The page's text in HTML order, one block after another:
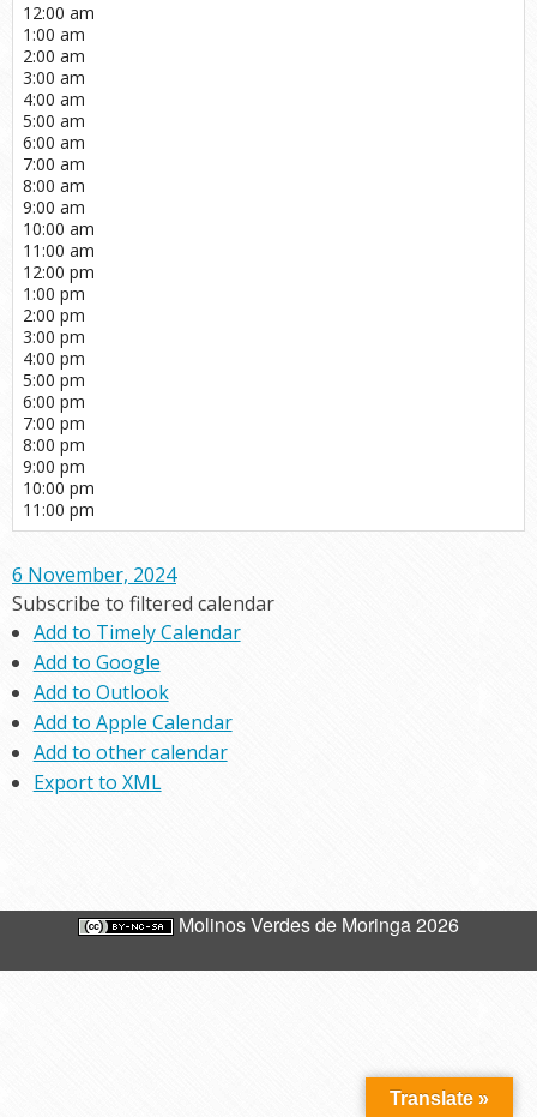
12:00 am
1:00 am
2:00 am
3:00 am
4:00 am
5:00 am
6:00 am
7:00 am
8:00 am
9:00 am
10:00 am
11:00 am
12:00 pm
1:00 pm
2:00 pm
3:00 pm
4:00 pm
5:00 pm
6:00 pm
7:00 pm
8:00 pm
9:00 pm
10:00 pm
11:00 pm
6 November, 2024
Subscribe to filtered calendar
Add to Timely Calendar
Add to Google
Add to Outlook
Add to Apple Calendar
Add to other calendar
Export to XML
Molinos Verdes de Moringa 2026
Translate »